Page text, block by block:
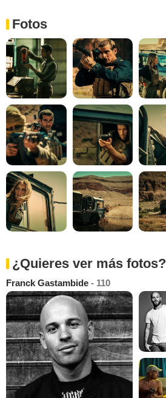
Fotos
¿Quieres ver más fotos?
Franck Gastambide - 110